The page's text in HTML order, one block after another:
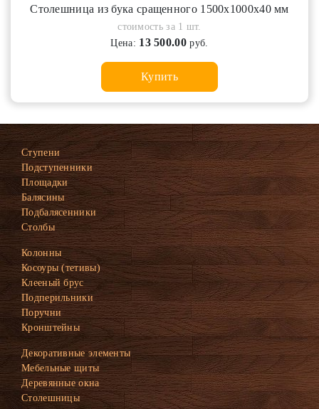
Cтолешница из бука сращенного 1500х1000х40 мм
стоимость за 1 шт.
Цена: 13 500.00 руб.
Купить
Ступени
Подступенники
Площадки
Балясины
Подбалясенники
Столбы
Колонны
Косоуры (тетивы)
Клееный брус
Подперильники
Поручни
Кронштейны
Декоративные элементы
Мебельные щиты
Деревянные окна
Столешницы